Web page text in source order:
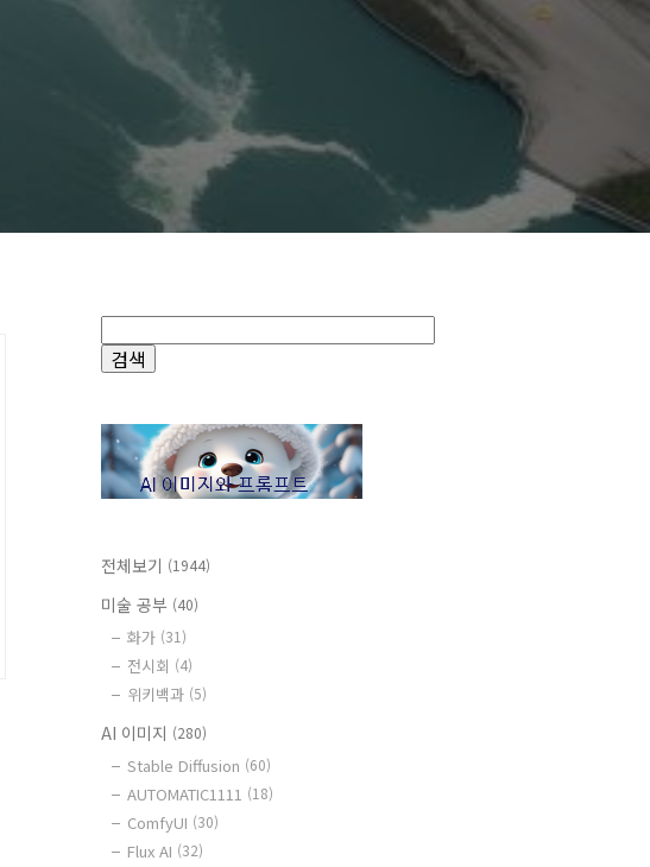
전체보기 (1944)
미술 공부 (40)
화가 (31)
전시회 (4)
위키백과 (5)
AI 이미지 (280)
Stable Diffusion (60)
AUTOMATIC1111 (18)
ComfyUI (30)
Flux AI (32)